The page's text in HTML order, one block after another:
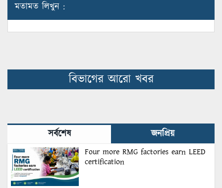
মতামত লিখুন :
বিভাগের আরো খবর
সর্বশেষ জনপ্রিয়
Four more RMG factories earn LEED
certification